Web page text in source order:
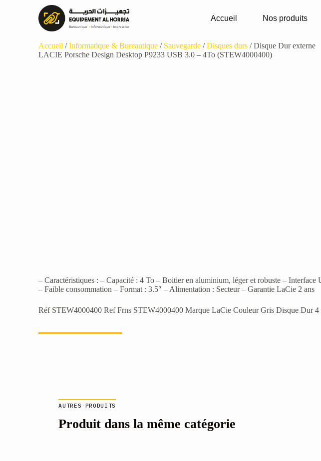
Accueil Nos produits
Accueil /Informatique & Bureautique / Sauvegarde /Disques durs / Disque Dur externe
LACIE Porsche Design Desktop P9233 USB 3.0 – 4To (STEW4000400)
– Caractéristiques : – Capacité : 4 To – Boitier en aluminium, léger et robuste –
– Faible consommation – Format : 3.5″ – Alimentation : Secteur – Garantie LaCie 2 ans
Réf STEW4000400 Ref Frns STEW4000400 Marque LaCie Couleur Gris Disque Dur 4
AUTRES PRODUITS
Produit dans la même catégorie